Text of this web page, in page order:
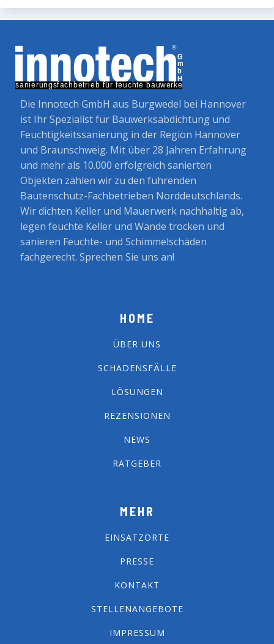
Die Innotech GmbH aus Burgwedel bei Hannover
ist Ihr Spezialist für Bauwerksabdichtung und
Feuchtigkeitssanierung in der Region Hannover
und Braunschweig. Mit über 28 Jahren Erfahrung
und mehr als 10.000 erfolgreich sanierten
Objekten zählen wir zu den führenden
Bautenschutz-Fachbetrieben Norddeutschlands.
Wir dichten Keller und Mauerwerk nachhaltig ab,
legen feuchte Keller und Wände trocken und
sanieren Feuchte- und Schimmelschäden
fachgerecht. Sprechen Sie uns an!
HOME
ÜBER UNS
SCHADENSFÄLLE
LÖSUNGEN
REZENSIONEN
NEWS
RATGEBER
MEHR
EINSATZORTE
PRESSE
KONTAKT
STELLENANGEBOTE
IMPRESSUM